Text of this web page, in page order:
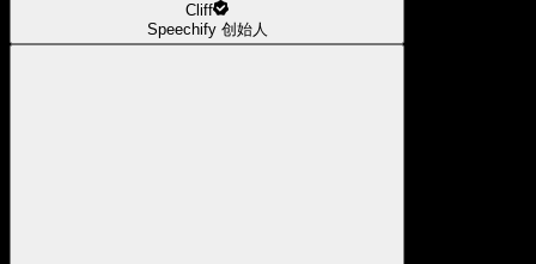
Cliff
Speechify 创始人